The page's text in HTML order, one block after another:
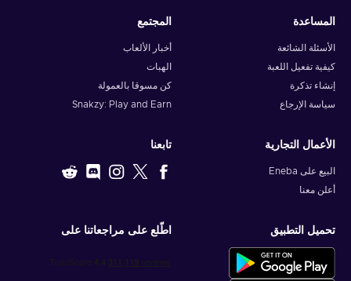
المساعدة
الأسئلة الشائعة
كيفية تفعيل اللعبة
إنشاء تذكرة
سياسة الإرجاع
المجتمع
أخبار الألعاب
الهبات
كن مسوقا بالعمولة
Snakzy: Play and Earn
الأعمال التجارية
البيع على Eneba
أعلن معنا
تابعنا
تحميل التطبيق اطّلع على مراجعاتنا على